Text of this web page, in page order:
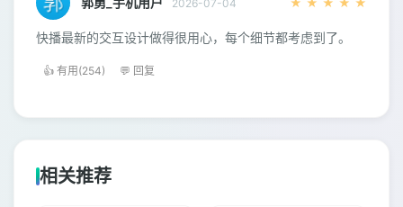
2026-07-04
快播最新的交互设计做得很用心，每个细节都考虑到了。
👍 有用(254) 💬 回复
相关推荐